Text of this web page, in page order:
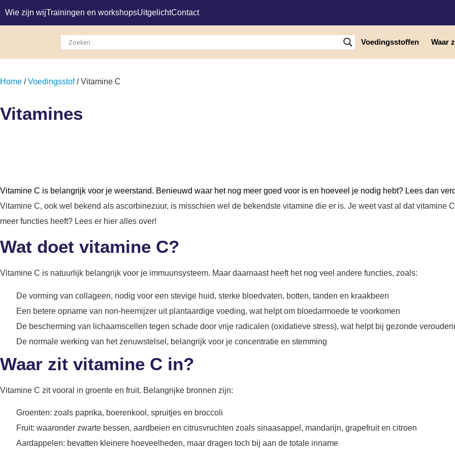
Wie zijn wijTrainingen en workshopsUitgelichtContact
Voedingsstoffen Waar
Home /Voedingsstof/ Vitamine C
Vitamines
Vitamine C is belangrijk voor je weerstand. Benieuwd waar het nog meer goed voor is en hoeveel je nodig hebt? Lees dan
Vitamine C, ook wel bekend als ascorbinezuur, is misschien wel de bekendste vitamine die er is. Je weet vast al dat vitamine
meer functies heeft? Lees er hier alles over!
Wat doet vitamine C?
Vitamine C is natuurlijk belangrijk voor je immuunsysteem. Maar daarnaast heeft het nog veel andere functies, zoals:
De vorming van collageen, nodig voor een stevige huid, sterke bloedvaten, botten, tanden en kraakbeen
Een betere opname van non-heemijzer uit plantaardige voeding, wat helpt om bloedarmoede te voorkomen
De bescherming van lichaamscellen tegen schade door vrije radicalen (oxidatieve stress), wat helpt bij gezonde
De normale werking van het zenuwstelsel, belangrijk voor je concentratie en stemming
Waar zit vitamine C in?
Vitamine C zit vooral in groente en fruit. Belangrijke bronnen zijn:
Groenten: zoals paprika, boerenkool, spruitjes en broccoli
Fruit: waaronder zwarte bessen, aardbeien en citrusvruchten zoals sinaasappel, mandarijn, grapefruit en citroen
Aardappelen: bevatten kleinere hoeveelheden, maar dragen toch bij aan de totale inname